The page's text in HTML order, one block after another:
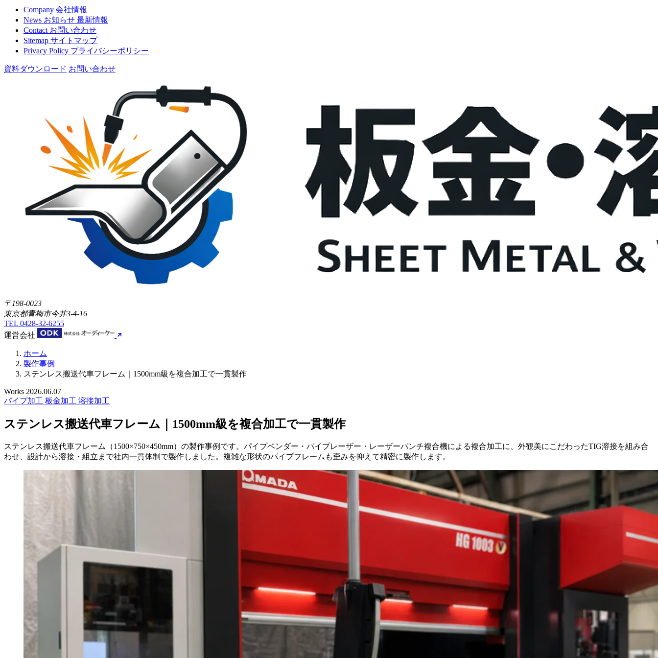
Company 会社情報
News お知らせ 最新情報
Contact お問い合わせ
Sitemap サイトマップ
Privacy Policy プライバシーポリシー
資料ダウンロード お問い合わせ
〒198-0023
東京都青梅市今井3-4-16
TEL 0428-32-6255
運営会社
ホーム
製作事例
ステンレス搬送代車フレーム｜1500mm級を複合加工で一貫製作
Works 2026.06.07
パイプ加工 板金加工 溶接加工
ステンレス搬送代車フレーム｜1500mm級を複合加工で一貫製作
ステンレス搬送代車フレーム（1500×750×450mm）の製作事例です。パイプベンダー・パイプレーザー・レーザーパンチ複合機による複合加工に、外観美にこだわったTIG溶接を組み合
わせ、設計から溶接・組立まで社内一貫体制で製作しました。複雑な形状のパイプフレームも歪みを抑えて精密に製作します。